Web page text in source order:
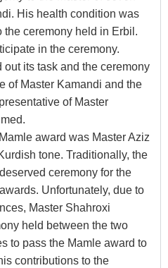
His health condition was
the ceremony held in Erbil.
in the ceremony.
out its task and the ceremony
of Master Kamandi and the
of Master
award was Master Aziz
tone. Traditionally, the
ceremony for the
Unfortunately, due to
Master Shahroxi
held between the two
to pass the Mamle award to
contributions to the